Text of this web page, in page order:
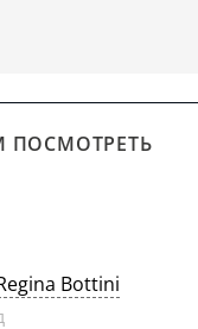
ПОСМОТРЕТЬ
Bottini